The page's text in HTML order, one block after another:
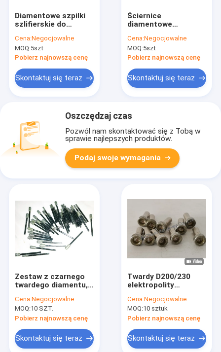
Diamentowe szpilki
szlifierskie do
naftowego i
gazowego z dłuższą
żywotnością Szybka
Cena:Negocjowalne
MOQ:5szt
Pobierz najnowszą cenę
Skontaktuj się teraz
Ściernice
diamentowe
diamentowe
szlifierskie Narzędzia
obrotowe Tungsten
Cena:Negocjowalne
MOQ:5szt
Pobierz najnowszą cenę
Skontaktuj się teraz
Oszczędzaj czas
Pozwól nam skontaktować się z Tobą w
sprawie najlepszych produktów.
Podaj swoje wymagania
Zestaw z czarnego
twardego diamentu,
szlifierska
diamentowa
Cena:Negocjowalne
MOQ:10 SZT.
Pobierz najnowszą cenę
Skontaktuj się teraz
Twardy D200/230
elektropolity
diamentowy
Cena:Negocjowalne
MOQ:10 sztuk
Pobierz najnowszą cenę
Skontaktuj się teraz